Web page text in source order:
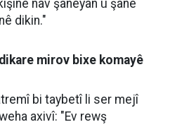
nav şaneyan û şane
dikin."
mirov bixe komayê
bi taybetî li ser mejî
axivî: "Ev rewş